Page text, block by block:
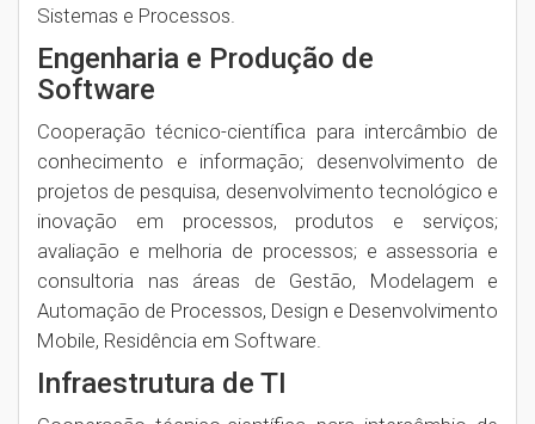
Sistemas e Processos​.
Engenharia e Produção de
Software
Cooperação técnico-científica para intercâmbio de
conhecimento e informação; desenvolvimento de
projetos de pesquisa, desenvolvimento tecnológico e
inovação em processos, produtos e serviços;
avaliação e melhoria de processos; e assessoria e
consultoria nas áreas de Gestão, Modelagem e
Automação de Processos​, Design e Desenvolvimento
Mobile​, Residência em Software​.
Infraestrutura de TI​